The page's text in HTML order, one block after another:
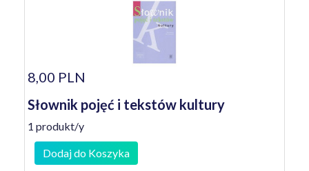
8,00 PLN
Słownik pojęć i tekstów kultury
1 produkt/y
Dodaj do Koszyka